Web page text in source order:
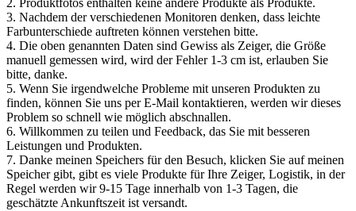
2. Produktfotos enthalten keine andere Produkte als Produkte.
3. Nachdem der verschiedenen Monitoren denken, dass leichte
Farbunterschiede auftreten können verstehen bitte.
4. Die oben genannten Daten sind Gewiss als Zeiger, die Größe
manuell gemessen wird, wird der Fehler 1-3 cm ist, erlauben Sie
bitte, danke.
5. Wenn Sie irgendwelche Probleme mit unseren Produkten zu
finden, können Sie uns per E-Mail kontaktieren, werden wir dieses
Problem so schnell wie möglich abschnallen.
6. Willkommen zu teilen und Feedback, das Sie mit besseren
Leistungen und Produkten.
7. Danke meinen Speichers für den Besuch, klicken Sie auf meinen
Speicher gibt, gibt es viele Produkte für Ihre Zeiger, Logistik, in der
Regel werden wir 9-15 Tage innerhalb von 1-3 Tagen, die
geschätzte Ankunftszeit ist versandt.